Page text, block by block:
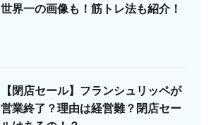
世界一の画像も！筋トレ法も紹介！
【閉店セール】フランシュリッペが
営業終了？理由は経営難？閉店セー